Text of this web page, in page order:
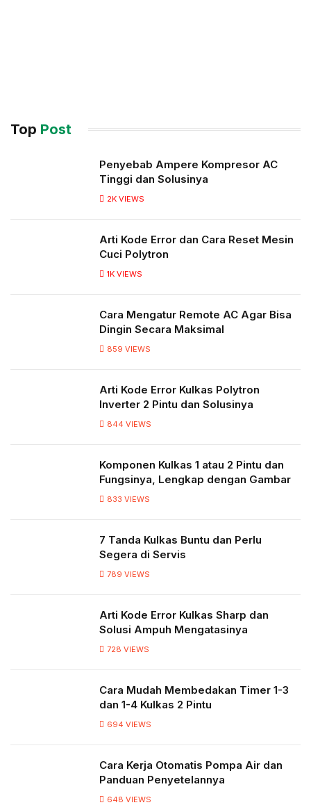
Top Post
Penyebab Ampere Kompresor AC
Tinggi dan Solusinya
2K VIEWS
Arti Kode Error dan Cara Reset Mesin
Cuci Polytron
1K VIEWS
Cara Mengatur Remote AC Agar Bisa
Dingin Secara Maksimal
859 VIEWS
Arti Kode Error Kulkas Polytron
Inverter 2 Pintu dan Solusinya
844 VIEWS
Komponen Kulkas 1 atau 2 Pintu dan
Fungsinya, Lengkap dengan Gambar
833 VIEWS
7 Tanda Kulkas Buntu dan Perlu
Segera di Servis
789 VIEWS
Arti Kode Error Kulkas Sharp dan
Solusi Ampuh Mengatasinya
728 VIEWS
Cara Mudah Membedakan Timer 1-3
dan 1-4 Kulkas 2 Pintu
694 VIEWS
Cara Kerja Otomatis Pompa Air dan
Panduan Penyetelannya
648 VIEWS